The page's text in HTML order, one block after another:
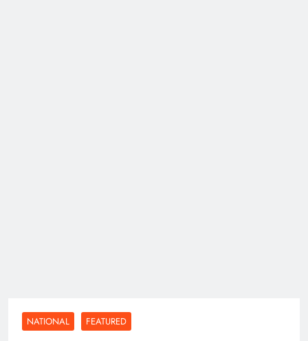
NATIONAL FEATURED